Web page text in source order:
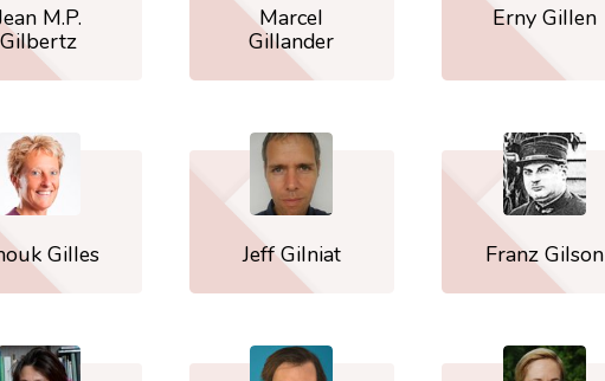
M.P.
Gilbertz
Marcel
Gillander
Erny Gillen
Gilles Jeff Gilniat Franz Gilson